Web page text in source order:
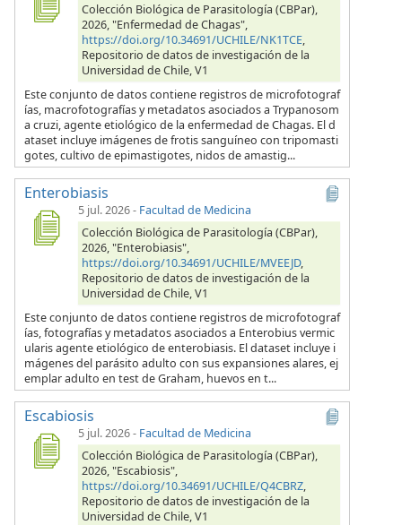
Colección Biológica de Parasitología (CBPar),
2026, "Enfermedad de Chagas",
https://doi.org/10.34691/UCHILE/NK1TCE,
Repositorio de datos de investigación de la
Universidad de Chile, V1
Este conjunto de datos contiene registros de microfotograf
ías, macrofotografías y metadatos asociados a Trypanosom
a cruzi, agente etiológico de la enfermedad de Chagas. El d
ataset incluye imágenes de frotis sanguíneo con tripomasti
gotes, cultivo de epimastigotes, nidos de amastig...
Enterobiasis
5 jul. 2026- Facultad de Medicina
Colección Biológica de Parasitología (CBPar),
2026, "Enterobiasis",
https://doi.org/10.34691/UCHILE/MVEEJD,
Repositorio de datos de investigación de la
Universidad de Chile, V1
Este conjunto de datos contiene registros de microfotograf
ías, fotografías y metadatos asociados a Enterobius vermic
ularis agente etiológico de enterobiasis. El dataset incluye i
mágenes del parásito adulto con sus expansiones alares, ej
emplar adulto en test de Graham, huevos en t...
Escabiosis
5 jul. 2026- Facultad de Medicina
Colección Biológica de Parasitología (CBPar),
2026, "Escabiosis",
https://doi.org/10.34691/UCHILE/Q4CBRZ,
Repositorio de datos de investigación de la
Universidad de Chile, V1